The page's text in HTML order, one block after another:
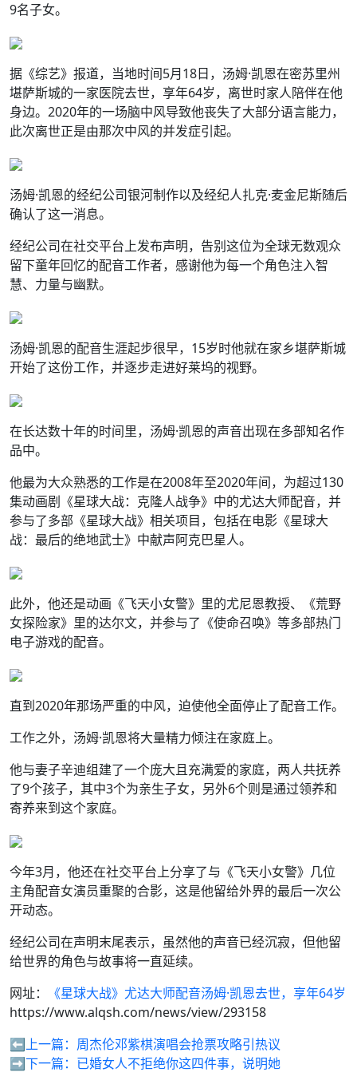
9名子女。
据《综艺》报道，当地时间5月18日，汤姆·凯恩在密苏里州
堪萨斯城的一家医院去世，享年64岁，离世时家人陪伴在他
身边。2020年的一场脑中风导致他丧失了大部分语言能力，
此次离世正是由那次中风的并发症引起。
汤姆·凯恩的经纪公司银河制作以及经纪人扎克·麦金尼斯随后
确认了这一消息。
经纪公司在社交平台上发布声明，告别这位为全球无数观众
留下童年回忆的配音工作者，感谢他为每一个角色注入智
慧、力量与幽默。
汤姆·凯恩的配音生涯起步很早，15岁时他就在家乡堪萨斯城
开始了这份工作，并逐步走进好莱坞的视野。
在长达数十年的时间里，汤姆·凯恩的声音出现在多部知名作
品中。
他最为大众熟悉的工作是在2008年至2020年间，为超过130
集动画剧《星球大战：克隆人战争》中的尤达大师配音，并
参与了多部《星球大战》相关项目，包括在电影《星球大
战：最后的绝地武士》中献声阿克巴星人。
此外，他还是动画《飞天小女警》里的尤尼恩教授、《荒野
女探险家》里的达尔文，并参与了《使命召唤》等多部热门
电子游戏的配音。
直到2020年那场严重的中风，迫使他全面停止了配音工作。
工作之外，汤姆·凯恩将大量精力倾注在家庭上。
他与妻子辛迪组建了一个庞大且充满爱的家庭，两人共抚养
了9个孩子，其中3个为亲生子女，另外6个则是通过领养和
寄养来到这个家庭。
今年3月，他还在社交平台上分享了与《飞天小女警》几位
主角配音女演员重聚的合影，这是他留给外界的最后一次公
开动态。
经纪公司在声明末尾表示，虽然他的声音已经沉寂，但他留
给世界的角色与故事将一直延续。
网址：
《星球大战》尤达大师配音汤姆·凯恩去世，享年64岁
https://www.alqsh.com/news/view/293158
⬅️上一篇： 周杰伦邓紫棋演唱会抢票攻略引热议
➡️下一篇： 已婚女人不拒绝你这四件事，说明她